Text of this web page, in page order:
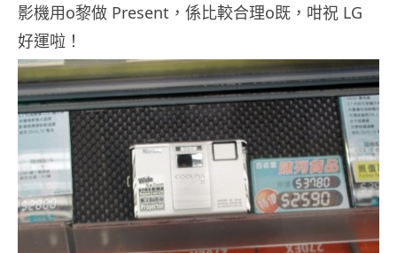
影機用o黎做 Present，係比較合理o既，咁祝 LG
好運啦！